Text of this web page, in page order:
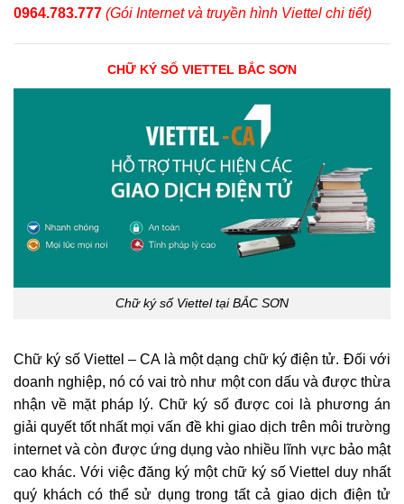
0964.783.777 (Gói Internet và truyền hình Viettel chi tiết)
CHỮ KÝ SỐ VIETTEL BẮC SƠN
Chữ ký số Viettel tại BẮC SƠN
Chữ ký số Viettel – CA là một dạng chữ ký điện tử. Đối với
doanh nghiệp, nó có vai trò như một con dấu và được thừa
nhận về mặt pháp lý. Chữ ký số được coi là phương án
giải quyết tốt nhất mọi vấn đề khi giao dịch trên môi trường
internet và còn được ứng dụng vào nhiều lĩnh vực bảo mật
cao khác. Với việc đăng ký một chữ ký số Viettel duy nhất
quý khách có thể sử dụng trong tất cả giao dịch điện tử